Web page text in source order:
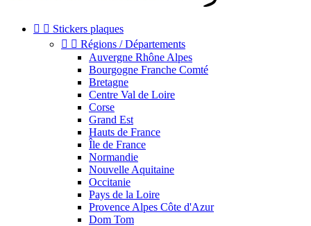
  Stickers plaques
  Régions / Départements
Auvergne Rhône Alpes
Bourgogne Franche Comté
Bretagne
Centre Val de Loire
Corse
Grand Est
Hauts de France
Île de France
Normandie
Nouvelle Aquitaine
Occitanie
Pays de la Loire
Provence Alpes Côte d'Azur
Dom Tom